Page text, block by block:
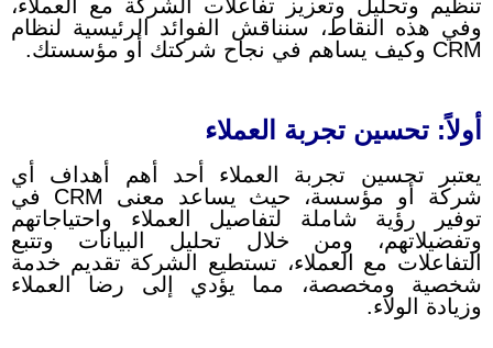
تنظيم وتحليل وتعزيز تفاعلات الشركة مع العملاء،
وفي هذه النقاط، سنناقش الفوائد الرئيسية لنظام
CRM وكيف يساهم في نجاح شركتك أو مؤسستك.
أولاً: تحسين تجربة العملاء
يعتبر تحسين تجربة العملاء أحد أهم أهداف أي
شركة أو مؤسسة، حيث يساعد معنى CRM في
توفير رؤية شاملة لتفاصيل العملاء واحتياجاتهم
وتفضيلاتهم، ومن خلال تحليل البيانات وتتبع
التفاعلات مع العملاء، تستطيع الشركة تقديم خدمة
شخصية ومخصصة، مما يؤدي إلى رضا العملاء
وزيادة الولاء.